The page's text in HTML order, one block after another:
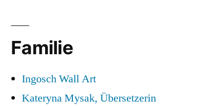
Familie
Ingosch Wall Art
Kateryna Mysak, Übersetzerin